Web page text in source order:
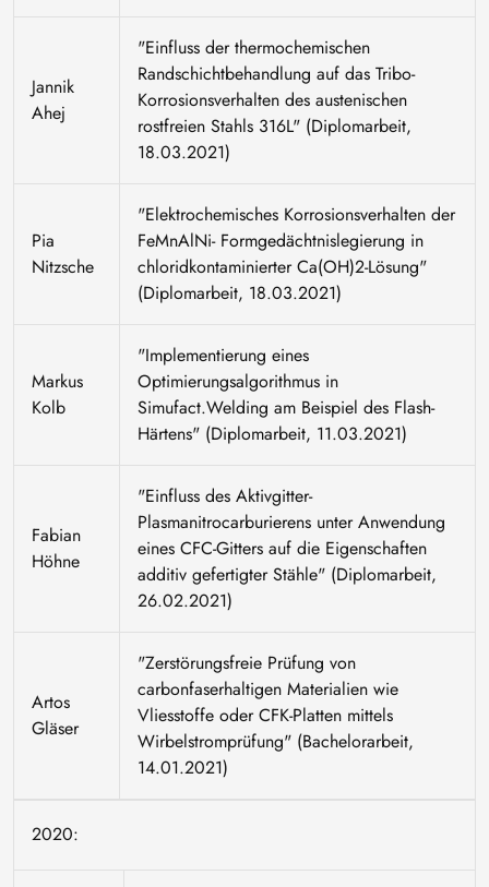
Jannik
Ahej
"Einfluss der thermochemischen
Randschichtbehandlung auf das Tribo-
Korrosionsverhalten des austenischen
rostfreien Stahls 316L" (Diplomarbeit,
18.03.2021)
Pia
Nitzsche
"Elektrochemisches Korrosionsverhalten der
FeMnAlNi- Formgedächtnislegierung in
chloridkontaminierter Ca(OH)2-Lösung"
(Diplomarbeit, 18.03.2021)
Markus
Kolb
"Implementierung eines
Optimierungsalgorithmus in
Simufact.Welding am Beispiel des Flash-
Härtens" (Diplomarbeit, 11.03.2021)
Fabian
Höhne
"Einfluss des Aktivgitter-
Plasmanitrocarburierens unter Anwendung
eines CFC-Gitters auf die Eigenschaften
additiv gefertigter Stähle" (Diplomarbeit,
26.02.2021)
Artos
Gläser
"Zerstörungsfreie Prüfung von
carbonfaserhaltigen Materialien wie
Vliesstoffe oder CFK-Platten mittels
Wirbelstromprüfung" (Bachelorarbeit,
14.01.2021)
2020: